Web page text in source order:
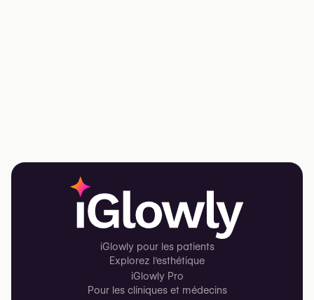
iGlowly pour les patients
Explorez l'esthétique
iGlowly Pro
Pour les cliniques et médecins